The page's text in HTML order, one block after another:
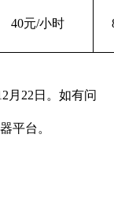
40元/小时
月 22 日。如有问
平台。